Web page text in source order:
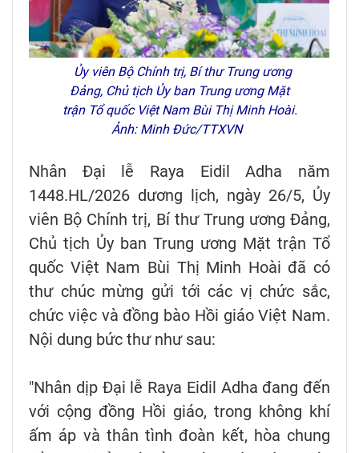
Ủy viên Bộ Chính trị, Bí thư Trung ương
Đảng, Chủ tịch Ủy ban Trung ương Mặt
trận Tổ quốc Việt Nam Bùi Thị Minh Hoài.
Ảnh: Minh Đức/TTXVN
Nhân Đại lễ Raya Eidil Adha năm
1448.HL/2026 dương lịch, ngày 26/5, Ủy
viên Bộ Chính trị, Bí thư Trung ương Đảng,
Chủ tịch Ủy ban Trung ương Mặt trận Tổ
quốc Việt Nam Bùi Thị Minh Hoài đã có
thư chúc mừng gửi tới các vị chức sắc,
chức việc và đồng bào Hồi giáo Việt Nam.
Nội dung bức thư như sau:
"Nhân dịp Đại lễ Raya Eidil Adha đang đến
với cộng đồng Hồi giáo, trong không khí
ấm áp và thân tình đoàn kết, hòa chung